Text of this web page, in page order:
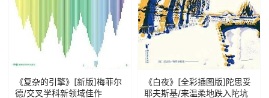
《复杂的引擎》[新版]梅菲尔
德/交叉学科新领域佳作
《白夜》[全彩插图版]陀思妥
耶夫斯基/来温柔地跌入陀坑